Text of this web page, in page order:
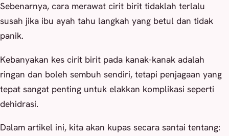
Sebenarnya, cara merawat cirit birit tidaklah terlalu
susah jika ibu ayah tahu langkah yang betul dan tidak
panik.
Kebanyakan kes cirit birit pada kanak-kanak adalah
ringan dan boleh sembuh sendiri, tetapi penjagaan yang
tepat sangat penting untuk elakkan komplikasi seperti
dehidrasi.
Dalam artikel ini, kita akan kupas secara santai tentang: